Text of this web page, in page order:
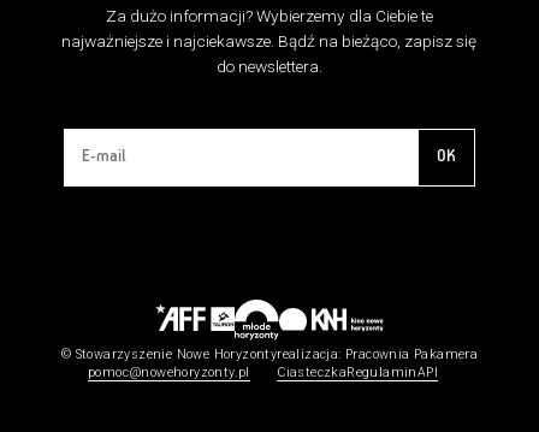
Za dużo informacji? Wybierzemy dla Ciebie te
najważniejsze i najciekawsze. Bądź na bieżąco, zapisz się
do newslettera.
OK
© Stowarzyszenie Nowe Horyzonty
pomoc@nowehoryzonty.pl
realizacja: Pracownia Pakamera
CiasteczkaRegulaminAPI